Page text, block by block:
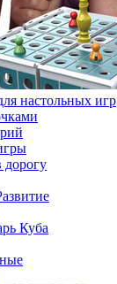
настольных игр
Куба